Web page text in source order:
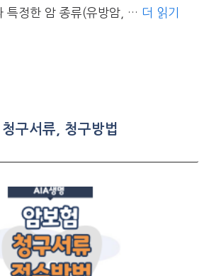
특정한 암 종류(유방암, … 더 읽기
구서류, 청구방법